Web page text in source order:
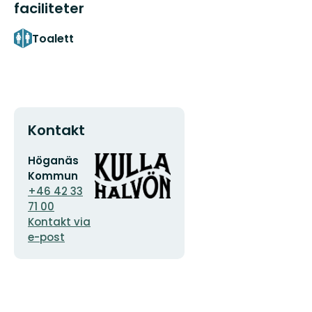
faciliteter
Toalett
Kontakt
E-
postadress
Höganäs
Kommun
+46 42 33
71 00
Kontakt via
e-post
Organisationens
logotyp